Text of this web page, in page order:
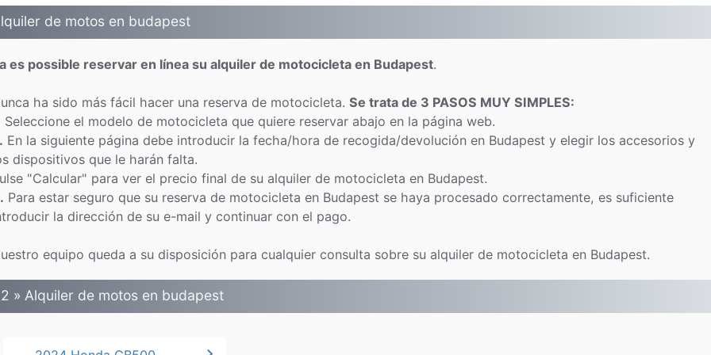
de motos en budapest
es possible reservar en línea su alquiler de motocicleta en Budapest.
ha sido más fácil hacer una reserva de motocicleta. Se trata de 3 PASOS MUY SIMPLES:
Seleccione el modelo de motocicleta que quiere reservar abajo en la página web.
En la siguiente página debe introducir la fecha/hora de recogida/devolución en Budapest y elegir los accesorios y
dispositivos que le harán falta.
"Calcular" para ver el precio final de su alquiler de motocicleta en Budapest.
Para estar seguro que su reserva de motocicleta en Budapest se haya procesado correctamente, es suficiente
la dirección de su e-mail y continuar con el pago.
equipo queda a su disposición para cualquier consulta sobre su alquiler de motocicleta en Budapest.
» Alquiler de motos en budapest